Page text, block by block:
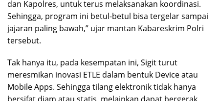
dan Kapolres, untuk terus melaksanakan koordinasi.
Sehingga, program ini betul-betul bisa tergelar sampai
jajaran paling bawah,” ujar mantan Kabareskrim Polri
tersebut.
Tak hanya itu, pada kesempatan ini, Sigit turut
meresmikan inovasi ETLE dalam bentuk Device atau
Mobile Apps. Sehingga tilang elektronik tidak hanya